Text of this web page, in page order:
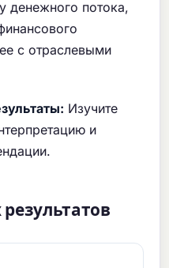
денежного потока,
с отраслевыми
Изучите
и